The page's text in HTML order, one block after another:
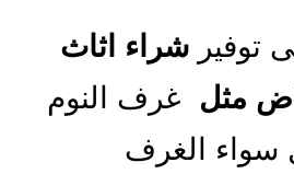
توفير شراء اثاث
مثل
غرف النوم
سواء الغرف